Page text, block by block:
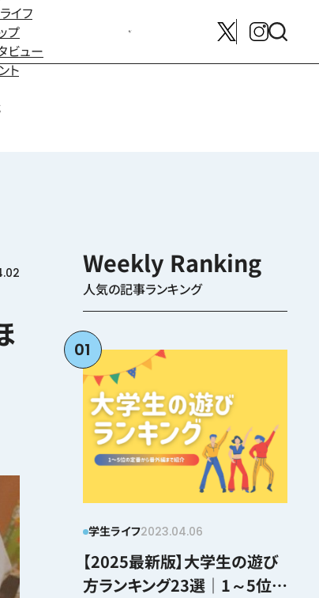
イフ
プ
ビュー
ト
メンバー募集はこちら
人気の記事ランキング
01
学生ライフ2023.04.06
【2025最新版】大学生の遊び
方ランキング23選｜1～5位の